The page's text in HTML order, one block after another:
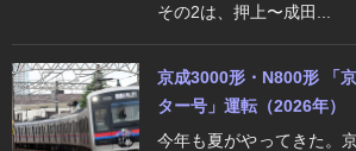
その2は、押上〜成田...
京成3000形・N800形 「
ター号」運転（2026年）
今年も夏がやってきた。